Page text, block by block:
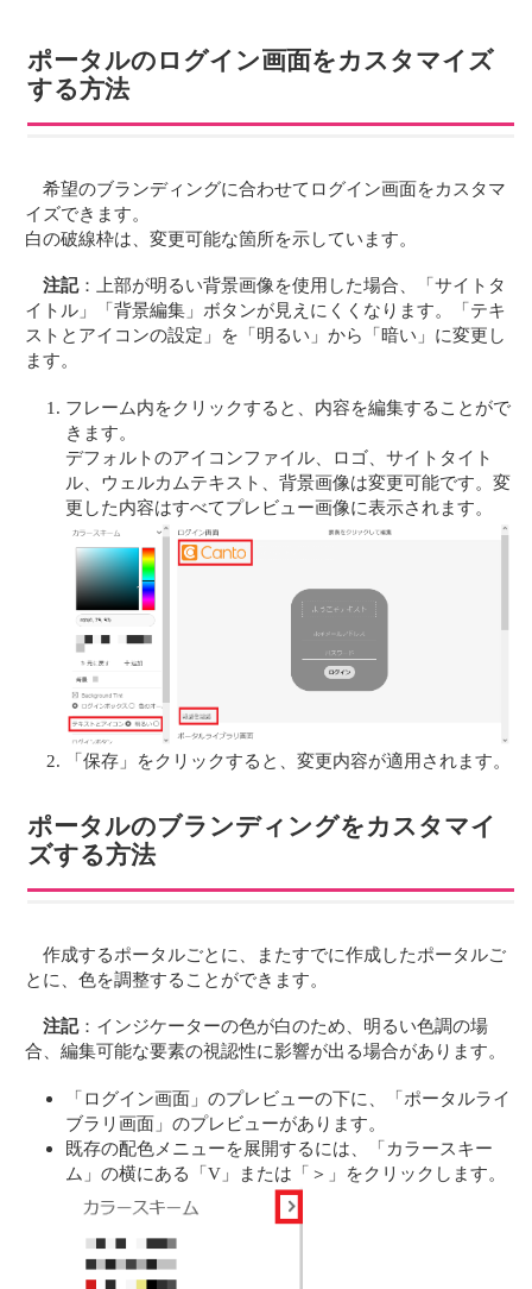
ポータルのログイン画面をカスタマイズ
する方法
希望のブランディングに合わせてログイン画面をカスタマ
イズできます。
白の破線枠は、変更可能な箇所を示しています。
注記：上部が明るい背景画像を使用した場合、「サイトタ
イトル」「背景編集」ボタンが見えにくくなります。「テキ
ストとアイコンの設定」を「明るい」から「暗い」に変更し
ます。
フレーム内をクリックすると、内容を編集することがで
きます。
デフォルトのアイコンファイル、ロゴ、サイトタイト
ル、ウェルカムテキスト、背景画像は変更可能です。変
更した内容はすべてプレビュー画像に表示されます。
「保存」をクリックすると、変更内容が適用されます。
ポータルのブランディングをカスタマイ
ズする方法
作成するポータルごとに、またすでに作成したポータルご
とに、色を調整することができます。
注記：インジケーターの色が白のため、明るい色調の場
合、編集可能な要素の視認性に影響が出る場合があります。
「ログイン画面」のプレビューの下に、「ポータルライ
ブラリ画面」のプレビューがあります。
既存の配色メニューを展開するには、「カラースキー
ム」の横にある「V」または「＞」をクリックします。